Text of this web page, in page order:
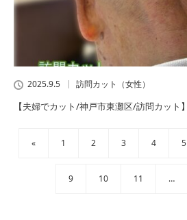
2025.9.5 訪問カット（女性）
【夫婦でカット/神戸市東灘区/訪問カット】
« 1 2 3 4 5
9 10 11 …